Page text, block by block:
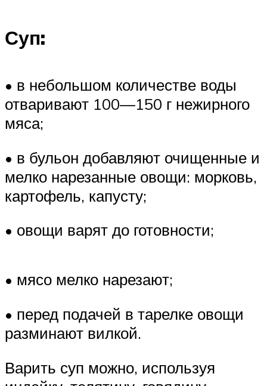
Суп:
• в небольшом количестве воды
отваривают 100—150 г нежирного
мяса;
• в бульон добавляют очищенные и
мелко нарезанные овощи: морковь,
картофель, капусту;
• овощи варят до готовности;
• мясо мелко нарезают;
• перед подачей в тарелке овощи
разминают вилкой.
Варить суп можно, используя